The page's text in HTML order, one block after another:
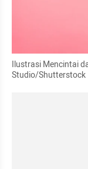
Ilustrasi Mencintai
Studio/Shutterstock